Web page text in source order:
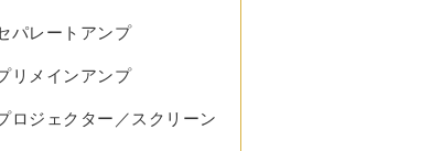
パレートアンプ
リメインアンプ
ロジェクター／スクリーン